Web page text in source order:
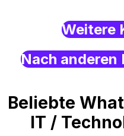
Weitere
Nach anderen
Beliebte
IT /